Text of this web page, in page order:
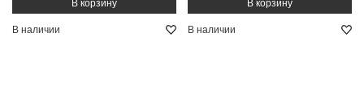
В наличии В наличии